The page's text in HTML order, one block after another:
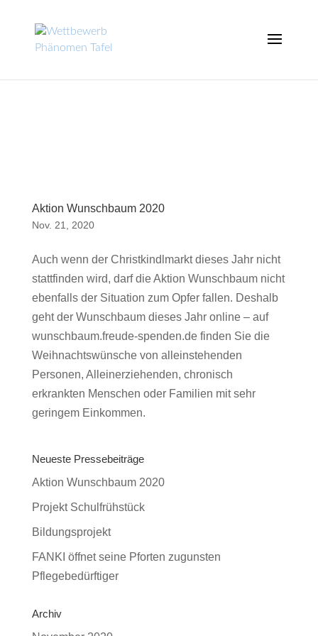
Aktion Wunschbaum 2020
Nov. 21, 2020
Auch wenn der Christkindlmarkt dieses Jahr nicht
stattfinden wird, darf die Aktion Wunschbaum nicht
ebenfalls der Situation zum Opfer fallen. Deshalb
geht der Wunschbaum dieses Jahr online – auf
wunschbaum.freude-spenden.de finden Sie die
Weihnachtswünsche von alleinstehenden
Personen, Alleinerziehenden, chronisch
erkrankten Menschen oder Familien mit sehr
geringem Einkommen.
Neueste Pressebeiträge
Aktion Wunschbaum 2020
Projekt Schulfrühstück
Bildungsprojekt
FANKI öffnet seine Pforten zugunsten
Pflegebedürftiger
Archiv